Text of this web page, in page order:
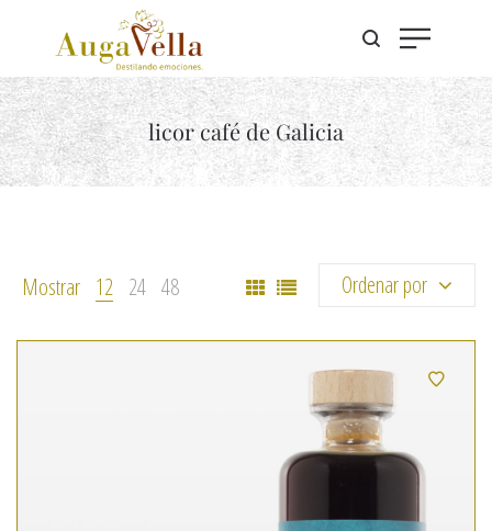
licor café de Galicia
Mostrar 12 24 48 Ordenar por